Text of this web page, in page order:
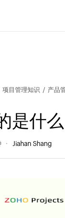
项目管理知识 / 产品
是什么
Jiahan Shang